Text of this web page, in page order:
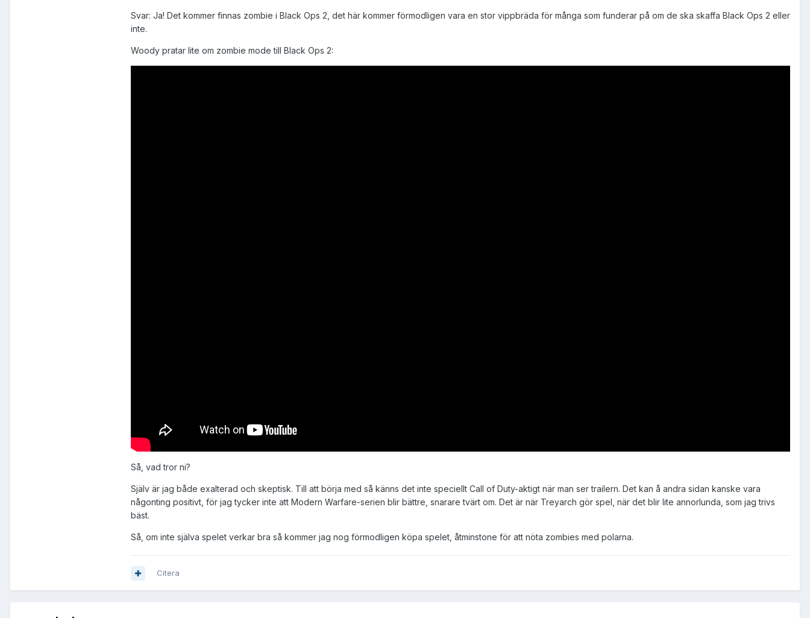
Svar: Ja! Det kommer finnas zombie i Black Ops 2, det här kommer förmodligen vara en stor vippbräda för många som funderar på om de ska skaffa Black Ops 2 eller
inte.
Woody pratar lite om zombie mode till Black Ops 2:
Så, vad tror ni?
Själv är jag både exalterad och skeptisk. Till att börja med så känns det inte speciellt Call of Duty-aktigt när man ser trailern. Det kan å andra sidan kanske vara
någonting positivt, för jag tycker inte att Modern Warfare-serien blir bättre, snarare tvärt om. Det är när Treyarch gör spel, när det blir lite annorlunda, som jag trivs
bäst.
Så, om inte själva spelet verkar bra så kommer jag nog förmodligen köpa spelet, åtminstone för att nöta zombies med polarna.
Citera